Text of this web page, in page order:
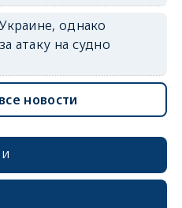
однако
атаку на судно
новости